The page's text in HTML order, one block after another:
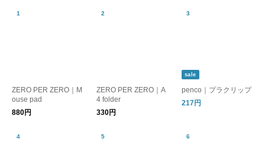
ZERO PER ZERO｜M
ouse pad
880円
ZERO PER ZERO｜A
4 folder
330円
sale
penco｜プラクリップ
217円